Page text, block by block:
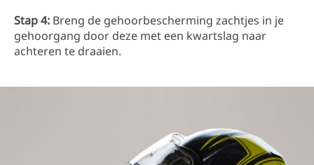
Stap 4: Breng de gehoorbescherming zachtjes in je
gehoorgang door deze met een kwartslag naar
achteren te draaien.